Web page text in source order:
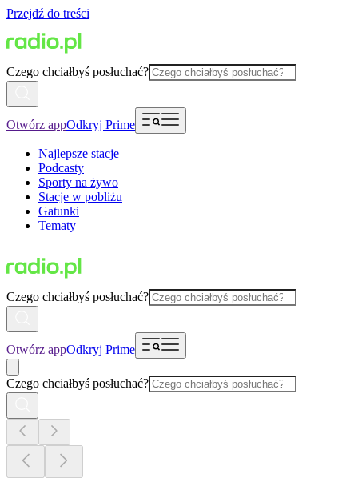
Przejdź do treści
Czego chciałbyś posłuchać?
Otwórz appOdkryj Prime
Najlepsze stacje
Podcasty
Sporty na żywo
Stacje w pobliżu
Gatunki
Tematy
Czego chciałbyś posłuchać?
Otwórz appOdkryj Prime
Czego chciałbyś posłuchać?